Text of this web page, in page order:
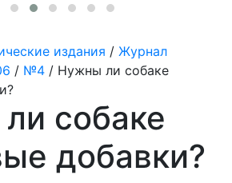
издания / Журнал
/ №4 / Нужны ли собаке
собаке
добавки?